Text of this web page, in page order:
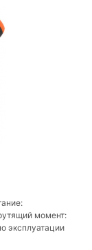
момент:
эксплуатации